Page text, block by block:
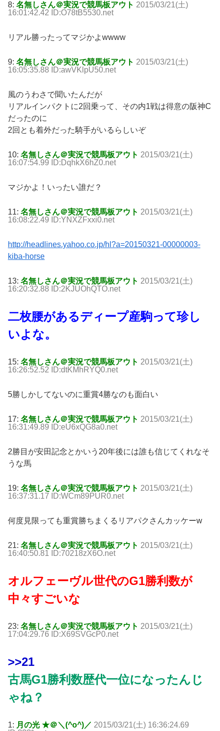
8: 名無しさん＠実況で競馬板アウト 2015/03/21(土)
16:01:42.42 ID:O78tB5530.net
リアル勝ったってマジかよwwww
9: 名無しさん＠実況で競馬板アウト 2015/03/21(土)
16:05:35.88 ID:awVKlpU50.net
風のうわさで聞いたんだが
リアルインパクトに2回乗って、その内1戦は得意の阪神C
だったのに
2回とも着外だった騎手がいるらしいぞ
10: 名無しさん＠実況で競馬板アウト 2015/03/21(土)
16:07:54.99 ID:DqhkX6hZ0.net
マジかよ！いったい誰だ？
11: 名無しさん＠実況で競馬板アウト 2015/03/21(土)
16:08:22.49 ID:YNXZFxxi0.net
http://headlines.yahoo.co.jp/hl?a=20150321-00000003-
kiba-horse
13: 名無しさん＠実況で競馬板アウト 2015/03/21(土)
16:20:32.88 ID:2KJUOhQTO.net
二枚腰があるディープ産駒って珍し
いよな。
15: 名無しさん＠実況で競馬板アウト 2015/03/21(土)
16:26:52.52 ID:dtKMhRYQ0.net
5勝しかしてないのに重賞4勝なのも面白い
17: 名無しさん＠実況で競馬板アウト 2015/03/21(土)
16:31:49.89 ID:eU6xQG8a0.net
2勝目が安田記念とかいう20年後には誰も信じてくれなそ
うな馬
19: 名無しさん＠実況で競馬板アウト 2015/03/21(土)
16:37:31.17 ID:WCm89PUR0.net
何度見限っても重賞勝ちまくるリアパクさんカッケーw
21: 名無しさん＠実況で競馬板アウト 2015/03/21(土)
16:40:50.81 ID:70218zX6O.net
オルフェーヴル世代のG1勝利数が
中々すごいな
23: 名無しさん＠実況で競馬板アウト 2015/03/21(土)
17:04:29.76 ID:X69SVGcP0.net
>>21
古馬G1勝利数歴代一位になったんじ
ゃね？
1: 月の光 ★＠＼(^o^)／ 2015/03/21(土) 16:36:24.69